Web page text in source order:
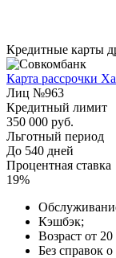
Кредитные карты
Карта рассрочки
Лиц №963
Кредитный лимит
350 000 руб.
Льготный период
До 540 дней
Процентная ставка
19%
Кэшбэк;
Возраст от 20
Без справок о